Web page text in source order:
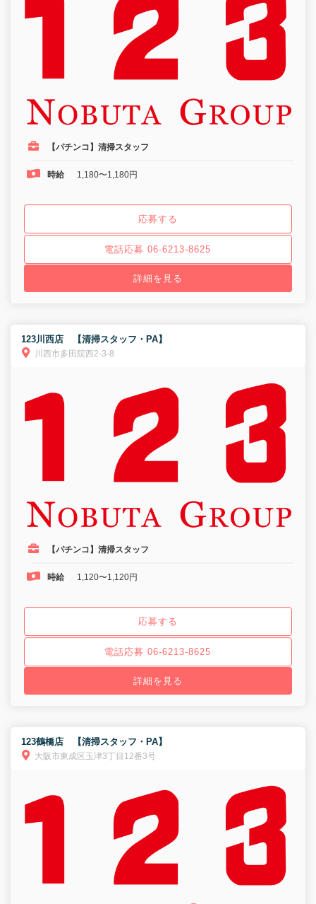
【パチンコ】清掃スタッフ
時給 1,180〜1,180円
応募する
電話応募 06-6213-8625
詳細を見る
123川西店 【清掃スタッフ・PA】
川西市多田院西2-3-8
【パチンコ】清掃スタッフ
時給 1,120〜1,120円
応募する
電話応募 06-6213-8625
詳細を見る
123鶴橋店 【清掃スタッフ・PA】
大阪市東成区玉津3丁目12番3号